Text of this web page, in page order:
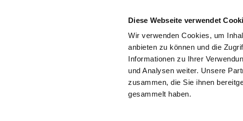
Diese Webseite verwendet
Wir verwenden Cookies, um
anbieten zu können und die
Informationen zu Ihrer
und Analysen weiter. Unsere
zusammen, die Sie ihnen
gesammelt haben.
Zur Krankenhaus-Startseite